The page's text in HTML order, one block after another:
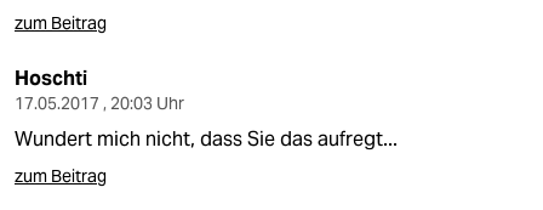
zum Beitrag
Hoschti
17.05.2017 , 20:03 Uhr
Wundert mich nicht, dass Sie das aufregt...
zum Beitrag